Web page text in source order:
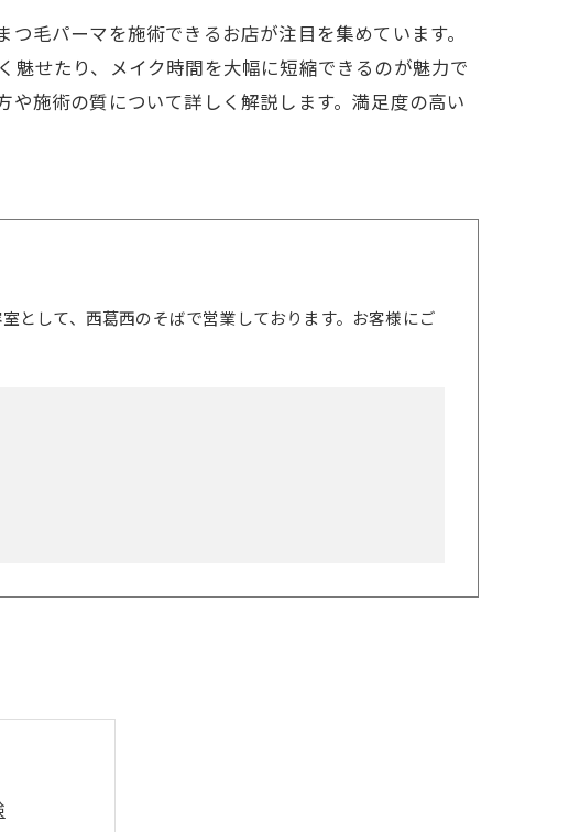
毛パーマを施術できるお店が注目を集めています。
せたり、メイク時間を大幅に短縮できるのが魅力で
施術の質について詳しく解説します。満足度の高い
として、西葛西のそばで営業しております。お客様にご